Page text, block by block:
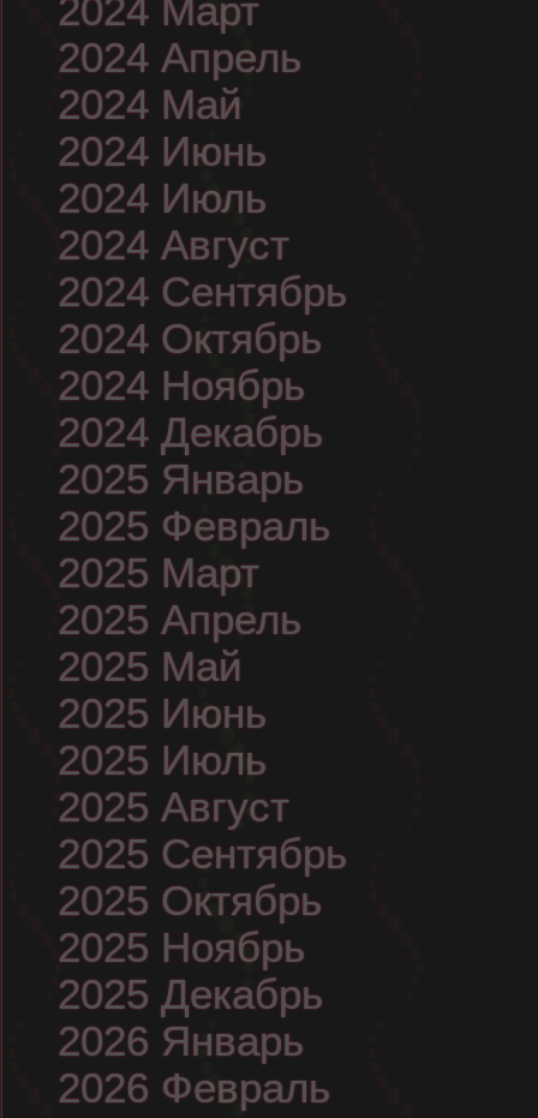
2024 Март
2024 Апрель
2024 Май
2024 Июнь
2024 Июль
2024 Август
2024 Сентябрь
2024 Октябрь
2024 Ноябрь
2024 Декабрь
2025 Январь
2025 Февраль
2025 Март
2025 Апрель
2025 Май
2025 Июнь
2025 Июль
2025 Август
2025 Сентябрь
2025 Октябрь
2025 Ноябрь
2025 Декабрь
2026 Январь
2026 Февраль